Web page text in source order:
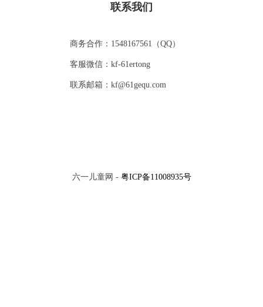
联系我们
商务合作：1548167561（QQ）
客服微信：kf-61ertong
联系邮箱：kf@61gequ.com
六一儿童网 - 粤ICP备11008935号